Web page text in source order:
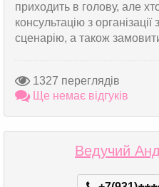
приходить в голову, але
консультацію з
сценарію, а також
1327 переглядів
Ще немає відгуків
Ведучий